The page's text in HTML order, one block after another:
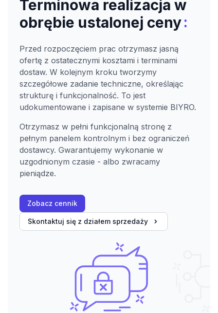
Terminowa realizacja w
obrębie ustalonej ceny:
Przed rozpoczęciem prac otrzymasz jasną
ofertę z ostatecznymi kosztami i terminami
dostaw. W kolejnym kroku tworzymy
szczegółowe zadanie techniczne, określając
strukturę i funkcjonalność. To jest
udokumentowane i zapisane w systemie BIYRO.
Otrzymasz w pełni funkcjonalną stronę z
pełnym panelem kontrolnym i bez ograniczeń
dostawcy. Gwarantujemy wykonanie w
uzgodnionym czasie - albo zwracamy
pieniądze.
Zobacz cennik
Skontaktuj się z działem sprzedaży